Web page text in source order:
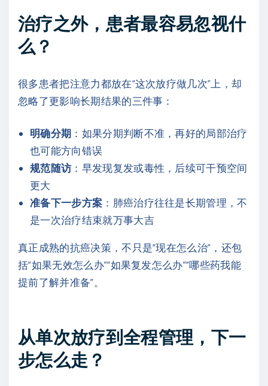
治疗之外，患者最容易忽视什
么？
很多患者把注意力都放在“这次放疗做几次”上，却
忽略了更影响长期结果的三件事：
明确分期 ：如果分期判断不准，再好的局部治疗
也可能方向错误
规范随访：早发现复发或毒性，后续可干预空间
更大
准备下一步方案 ：肺癌治疗往往是长期管理，不
是一次治疗结束就万事大吉
真正成熟的抗癌决策，不只是“现在怎么治”，还包
括“如果无效怎么办”“如果复发怎么办”“哪些药我能
提前了解并准备”。
从单次放疗到全程管理，下一
步怎么走？